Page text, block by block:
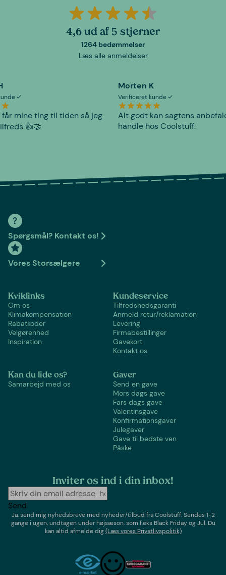
4,6 ud af 5 stjerner
1264 bedømmelser
Læs alle anmeldelser
får mine ting til tiden så jeg
👍🤝
Morten K
Verificeret kunde
Alt godt kan sagtens
handle hos Coolstuff.
Spørgsmål? Kontakt os!
Vores Storsælgere
Kviklinks
Om os
Klimakompensation
Rabatkoder
Velgørenhed
Inspiration
Kundeservice
Tilfredshedsgaranti
Anmeld retur/reklamation
Levering
Firmabestillinger
Gavekort
Kontakt os
Kan du lide os?
Samarbejd med os
Gaver
Send en gave
Mors dags gave
Fars dags gave
Valentinsgave
Konfirmationsgaver
Julegaver
Gave til bedste ven
Påske
Inviter os ind i din inbox!
Send
Ja, send mig nyhedsbreve med nyheder/tilbud fraCoolstuff. Sendes 1-2
gange i ugen,undtagen under højsæson, som f.eks Black Friday og Jul. Du
kan altid afmelde dig(Læs vores Privatlivspolitik)